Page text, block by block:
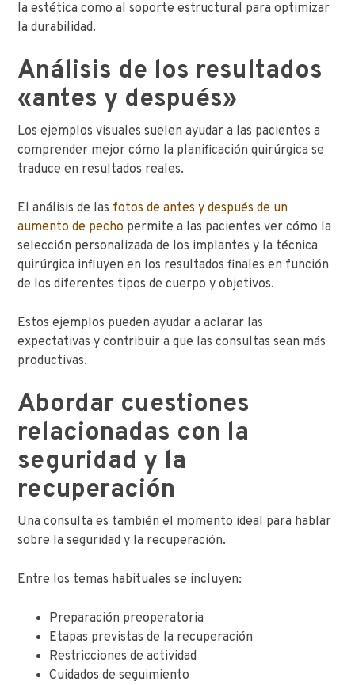
la estética como al soporte estructural para optimizar
la durabilidad.
Análisis de los resultados
«antes y después»
Los ejemplos visuales suelen ayudar a las pacientes a
comprender mejor cómo la planificación quirúrgica se
traduce en resultados reales.
El análisis de las fotos de antes y después de un
aumento de pecho permite a las pacientes ver cómo la
selección personalizada de los implantes y la técnica
quirúrgica influyen en los resultados finales en función
de los diferentes tipos de cuerpo y objetivos.
Estos ejemplos pueden ayudar a aclarar las
expectativas y contribuir a que las consultas sean más
productivas.
Abordar cuestiones
relacionadas con la
seguridad y la
recuperación
Una consulta es también el momento ideal para hablar
sobre la seguridad y la recuperación.
Entre los temas habituales se incluyen:
Preparación preoperatoria
Etapas previstas de la recuperación
Restricciones de actividad
Cuidados de seguimiento